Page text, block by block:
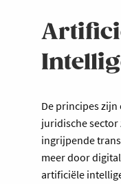
De principes
juridische sector
ingrijpende
meer door
artificiële